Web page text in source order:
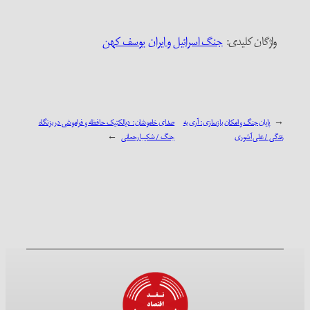
واژگان کلیدی:‌جنگ اسرائیل و ایرانیوسف کهن
← پایان جنگ و امکان بازسازی: آری به
زندگی / علی آشوری
صدای خاموشان: دیالکتیک حافظه و فراموشی در بزنگاه
جنگ / شکیبا رحمانی →